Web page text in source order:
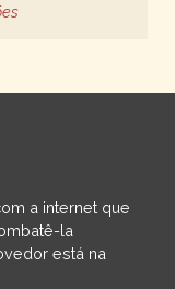
a internet que
la
está na